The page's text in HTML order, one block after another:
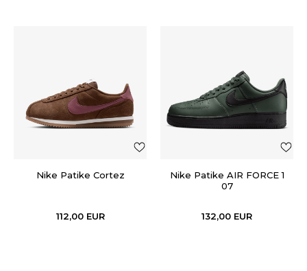
Nike Patike Cortez
112,00 EUR
Nike Patike AIR FORCE 1
07
132,00 EUR